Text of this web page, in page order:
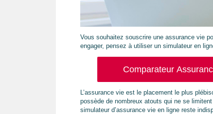
Vous souhaitez souscrire une assurance vie
engager, pensez à utiliser un simulateur en
Comparateur
L’assurance vie est le placement le plus
possède de nombreux atouts qui ne se
simulateur d’assurance vie en ligne reste